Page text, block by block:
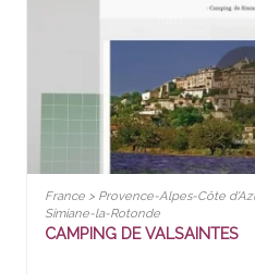
France > Provence-Alpes-Côte
Simiane-la-Rotonde
CAMPING DE VALSAINTES